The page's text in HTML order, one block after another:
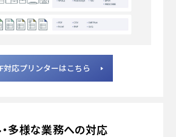
対応プリンターはこちら
多様な業務への対応